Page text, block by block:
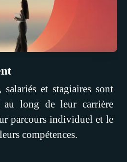
salariés et stagiaires sont
au long de leur carrière
parcours individuel et le
compétences.